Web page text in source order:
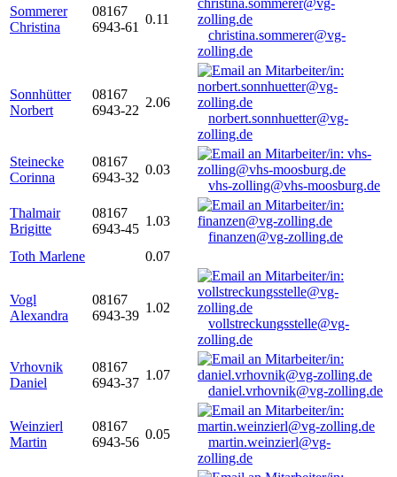
Sommerer
Christina
08167
6943-61
0.11
christina.sommerer@vg-
zolling.de
Sonnhütter
Norbert
08167
6943-22
2.06
norbert.sonnhuetter@vg-
zolling.de
Steinecke
Corinna
08167
6943-32
0.03
vhs-zolling@vhs-moosburg.de
Thalmair
Brigitte
08167
6943-45
1.03
finanzen@vg-zolling.de
Toth Marlene
0.07
Vogl
Alexandra
08167
6943-39
1.02
vollstreckungsstelle@vg-
zolling.de
Vrhovnik
Daniel
08167
6943-37
1.07
daniel.vrhovnik@vg-zolling.de
Weinzierl
Martin
08167
6943-56
0.05
martin.weinzierl@vg-
zolling.de